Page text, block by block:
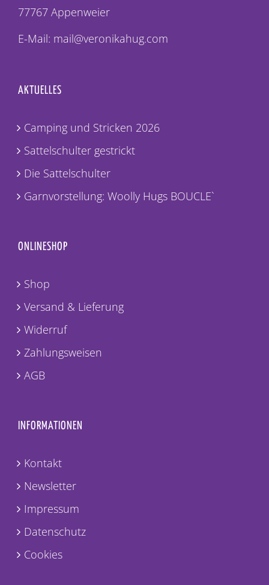
77767 Appenweier
E-Mail: mail@veronikahug.com
AKTUELLES
Camping und Stricken 2026
Sattelschulter gestrickt
Die Sattelschulter
Garnvorstellung: Woolly Hugs BOUCLE`
ONLINESHOP
Shop
Versand & Lieferung
Widerruf
Zahlungsweisen
AGB
INFORMATIONEN
Kontakt
Newsletter
Impressum
Datenschutz
Cookies